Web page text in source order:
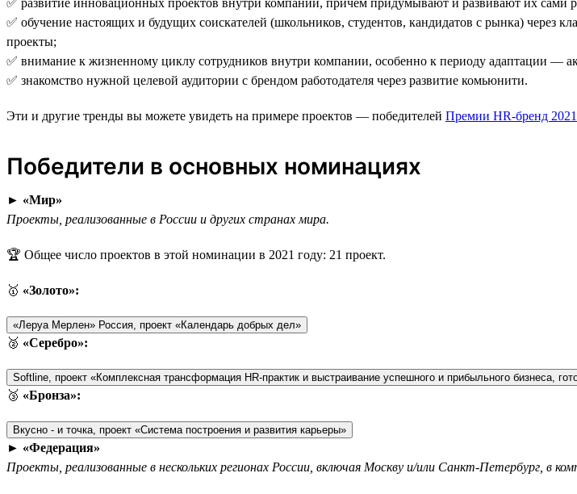
✅ обучение настоящих и будущих соискателей (школьников, студентов, кандидатов с рынка) через
проекты;
✅ внимание к жизненному циклу сотрудников внутри компании, особенно к периоду адаптации —
✅ знакомство нужной целевой аудитории с брендом работодателя через развитие комьюнити.
Эти и другие тренды вы можете увидеть на примере проектов — победителей Премии HR-бренд 2021
Победители в основных номинациях
► «Мир»
Проекты, реализованные в России и других странах мира.
🏆 Общее число проектов в этой номинации в 2021 году: 21 проект.
🥇 «Золото»:
«Леруа Мерлен» Россия, проект «Календарь добрых дел»
🥈 «Серебро»:
Softline, проект «Комплексная трансформация HR-практик и выстраивание успешного и прибыльного бизнеса,
🥉 «Бронза»:
Вкусно - и точка, проект «Система построения и развития карьеры»
► «Федерация»
Проекты, реализованные в нескольких регионах России, включая Москву и/или Санкт-Петербург, в